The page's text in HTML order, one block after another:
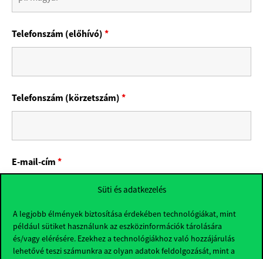
Süti és adatkezelés
A legjobb élmények biztosítása érdekében technológiákat, mint
például sütiket használunk az eszközinformációk tárolására
és/vagy elérésére. Ezekhez a technológiákhoz való hozzájárulás
lehetővé teszi számunkra az olyan adatok feldolgozását, mint a
Telefonszám (előhívó)*
Telefonszám (körzetszám)*
E-mail-cím*